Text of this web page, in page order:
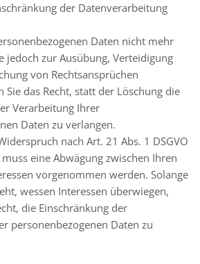
der Datenverarbeitung
Daten nicht mehr
jedoch zur Ausübung, Verteidigung
von Rechtsansprüchen
Sie das Recht, statt der Löschung die
Verarbeitung Ihrer
Daten zu verlangen.
nach Art. 21 Abs. 1 DSGVO
eine Abwägung zwischen Ihren
vorgenommen werden. Solange
wessen Interessen überwiegen,
die Einschränkung der
personenbezogenen Daten zu